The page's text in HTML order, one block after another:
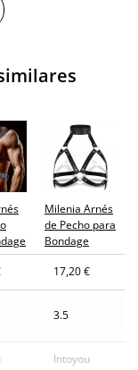
distintivos
(fecha estimada)
Milenia Arnés
de Pecho para
Bondage
17,20 €
3.5
Intoyou